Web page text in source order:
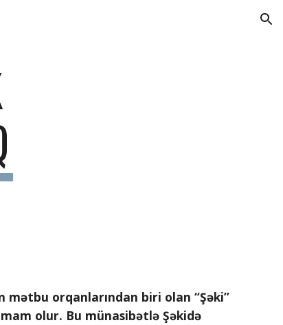
olur. Bu münasibətlə Şəkidə